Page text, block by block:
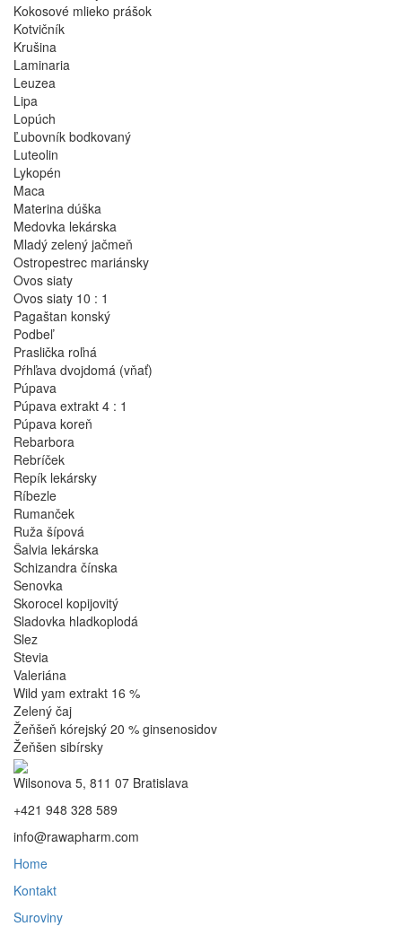
Kokosové mlieko prášok
Kotvičník
Krušina
Laminaria
Leuzea
Lipa
Lopúch
Ľubovník bodkovaný
Luteolin
Lykopén
Maca
Materina dúška
Medovka lekárska
Mladý zelený jačmeň
Ostropestrec mariánsky
Ovos siaty
Ovos siaty 10 : 1
Pagaštan konský
Podbeľ
Praslička roľná
Pŕhľava dvojdomá (vňať)
Púpava
Púpava extrakt 4 : 1
Púpava koreň
Rebarbora
Rebríček
Repík lekársky
Ríbezle
Rumanček
Ruža šípová
Šalvia lekárska
Schizandra čínska
Senovka
Skorocel kopijovitý
Sladovka hladkoplodá
Slez
Stevia
Valeriána
Wild yam extrakt 16 %
Zelený čaj
Žeňšeň kórejský 20 % ginsenosidov
Žeňšen sibírsky
Wilsonova 5, 811 07 Bratislava
+421 948 328 589
info@rawapharm.com
Home
Kontakt
Suroviny